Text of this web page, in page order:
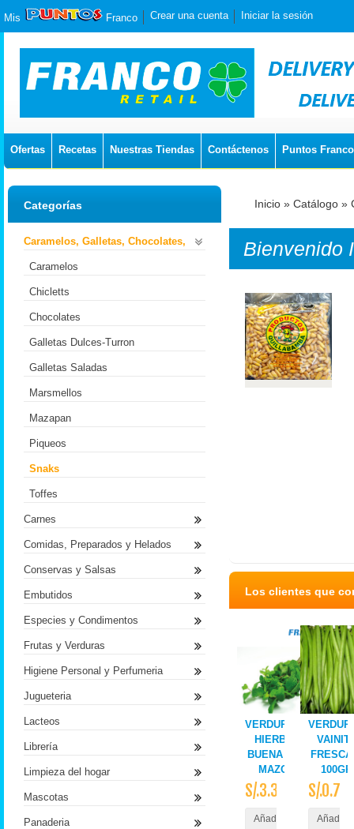
Mis Franco Crear una cuenta Iniciar la sesión
Ofertas Recetas Nuestras Tiendas Contáctenos Puntos Franco
Inicio » Catálogo »
Bienvenido
Los clientes que
VERDURAS
HIERBA
BUENA 1/2
MAZO
S/.3.30
Añadir al Carrito
100GR
S/.0.73
Añadir
Categorías
Caramelos, Galletas, Chocolates,
Caramelos
Chicletts
Chocolates
Galletas Dulces-Turron
Galletas Saladas
Marsmellos
Mazapan
Piqueos
Snaks
Toffes
Carnes
Comidas, Preparados y Helados
Conservas y Salsas
Embutidos
Especies y Condimentos
Frutas y Verduras
Higiene Personal y Perfumeria
Jugueteria
Lacteos
Librería
Limpieza del hogar
Mascotas
Panaderia